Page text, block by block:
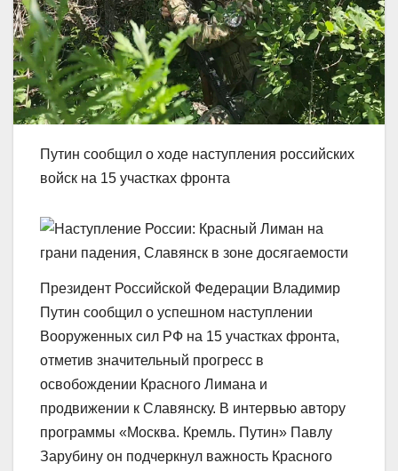
Путин сообщил о ходе наступления российских
войск на 15 участках фронта
Президент Российской Федерации Владимир
Путин сообщил о успешном наступлении
Вооруженных сил РФ на 15 участках фронта,
отметив значительный прогресс в
освобождении Красного Лимана и
продвижении к Славянску. В интервью автору
программы «Москва. Кремль. Путин» Павлу
Зарубину он подчеркнул важность Красного